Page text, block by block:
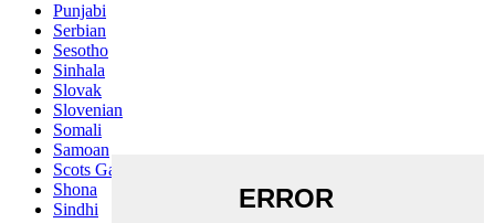
Punjabi
Serbian
Sesotho
Sinhala
Slovak
Slovenian
Somali
Samoan
Scots Gaelic
Shona
Sindhi